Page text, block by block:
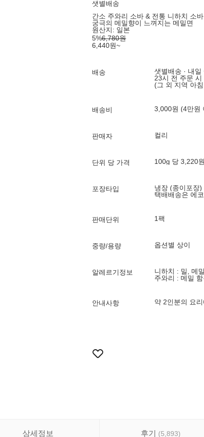
샛별배송
간소 주와리 소바 & 전통 니하치 소바
궁극의 메밀향이 느껴지는 메밀면
원산지: 일본
5%6,780원
6,440원~
배송
샛별배송 · 내일
23시 전 주문
(그 외 지역 아
배송비 3,000원 (4만원
판매자 컬리
단위 당 가격 100g 당 3,220원
포장타입
냉장 (종이포장)
택배배송은 에
판매단위 1팩
중량/용량 옵션별 상이
알레르기정보
니하치 : 밀, 메
주와리 : 메밀 함
안내사항 약 2인분의 요
상세정보 후기 (5,893)